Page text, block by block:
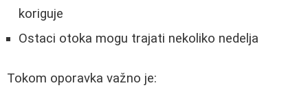
koriguje
Ostaci otoka mogu trajati nekoliko nedelja
Tokom oporavka važno je: